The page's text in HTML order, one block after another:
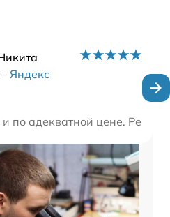
Яндекс
по адекватной цене.